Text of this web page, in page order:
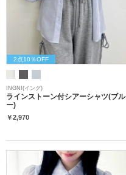
2点10％OFF
INGNI(イング)
ラインストーン付シアーシャツ(ブル
ー)
￥2,970